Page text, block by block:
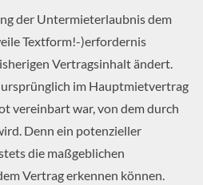
der Untermieterlaubnis dem
Textform!-)erfordernis
Vertragsinhalt ändert.
im Hauptmietvertrag
vereinbart war, von dem durch
Denn ein potenzieller
die maßgeblichen
Vertrag erkennen können.